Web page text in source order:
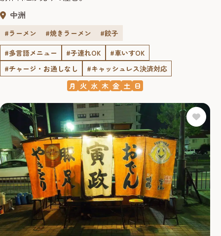
中洲
#ラーメン #焼きラーメン
#餃子
#多言語メニュー
#子連れOK
#車いすOK
#チャージ・お通しなし
#キャッシュレス決済対応
月 火 水 木 金 土 日